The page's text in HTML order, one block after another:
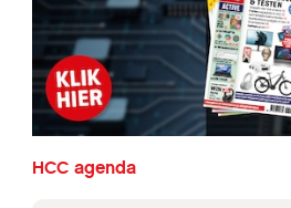
HCC agenda